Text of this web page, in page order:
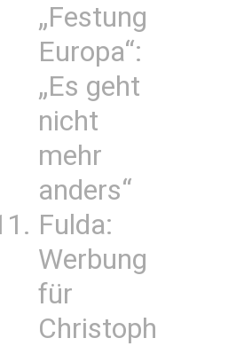
„Festung
Europa“:
„Es geht
nicht
mehr
anders“
Fulda:
Werbung
für
Christoph